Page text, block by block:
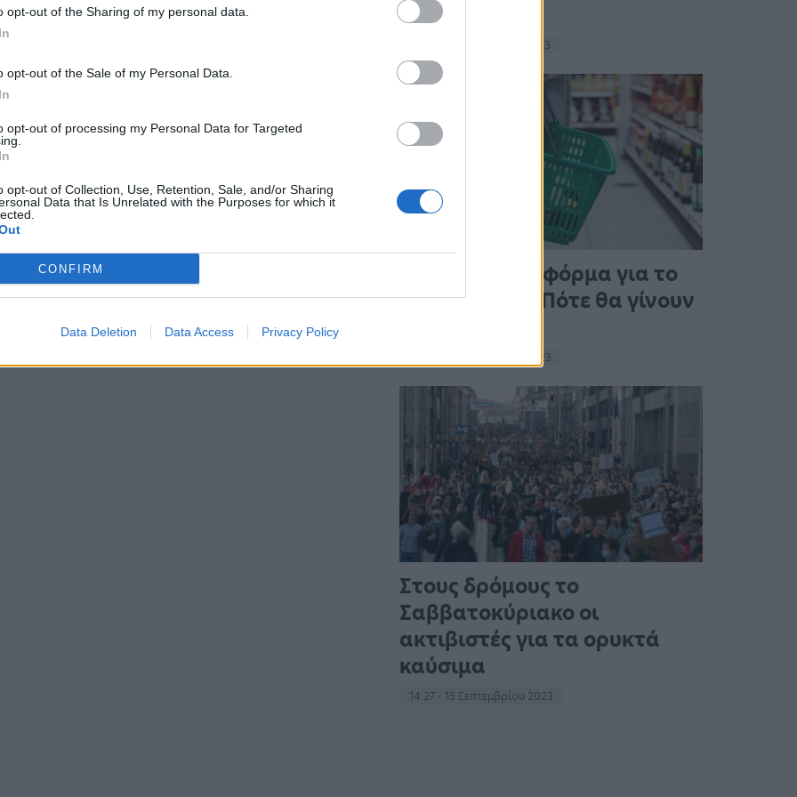
opt-out of the Sharing of my personal data.
opt-out of the Sale of my Personal Data.
opt-out of processing my Personal Data for Targeted
opt-out of Collection, Use, Retention, Sale, and/or Sharing
Data that Is Unrelated with the Purposes for which it
CONFIRM
Data Deletion Data Access Privacy Policy
η αποκάλυψη της Maserati Grecale
SUV θα παρουσιαστεί επίσημα στις 16
σνακ
18:11 - 15 Σεπτεμβρίου 2023
Άνοιξε η πλατφόρμα για το
Market Pass – Πότε θα γίνουν
15:13 - 15 Σεπτεμβρίου 2023
Στους δρόμους το
Σαββατοκύριακο οι
ακτιβιστές για τα ορυκτά
καύσιμα
14:27 - 15 Σεπτεμβρίου 2023